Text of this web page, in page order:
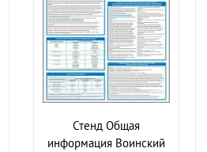
Стенд Общая
информация Воинский